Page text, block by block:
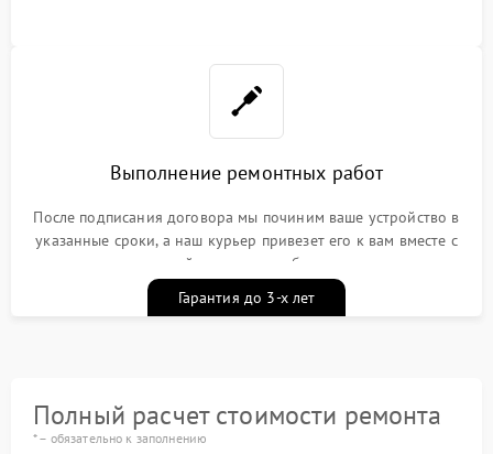
Выполнение ремонтных работ
После подписания договора мы починим ваше устройство в
указанные сроки, а наш курьер привезет его к вам вместе с
гарантийным талоном бесплатно
Гарантия до 3-х лет
Полный расчет стоимости ремонта
* – обязательно к заполнению